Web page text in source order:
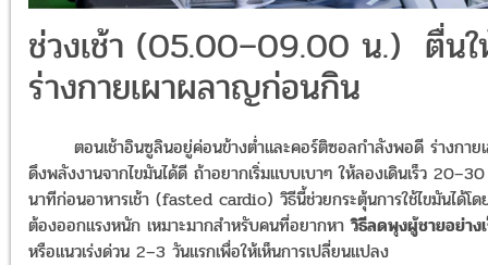
ช่วงเช้า (05.00–09.00 น.) ตื่น
ร่างกายเผาผลาญก่อนกิน
ตอนเช้าอินซูลินอยู่ค่อนข้างต่ำและคอร์ติซอลกำลังพอดี ร่างกาย
ดึงพลังงานจากไขมันได้ดี ถ้าอยากเริ่มแบบเบาๆ ให้ลองเดินเร็ว 20–30
นาทีก่อนอาหารเช้า (fasted cardio) วิธีนี้ช่วยกระตุ้นการใช้ไขมันได้โด
ต้องออกแรงหนัก เหมาะมากสำหรับคนที่อยากหาวิธีลดพุงผู้ชายอย่าง
หรือแนวเร่งด่วน 2–3 วันแรกเพื่อให้เห็นการเปลี่ยนแปลง